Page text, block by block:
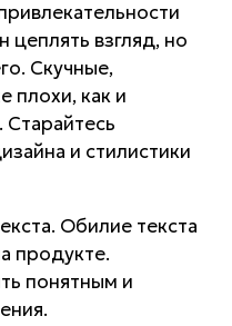
взгляд, но
Скучные,
плохи, как и
Старайтесь
и стилистики
Обилие текста
продукте.
понятным и